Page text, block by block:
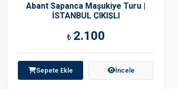
Abant Sapanca Maşukiye Turu |
İSTANBUL ÇIKIŞLI
₺ 2.100
Sepete Ekle İncele